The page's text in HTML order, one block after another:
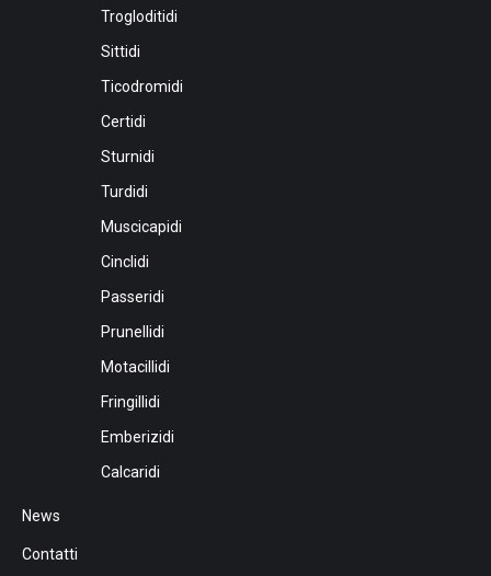
Trogloditidi
Sittidi
Ticodromidi
Certidi
Sturnidi
Turdidi
Muscicapidi
Cinclidi
Passeridi
Prunellidi
Motacillidi
Fringillidi
Emberizidi
Calcaridi
News
Contatti